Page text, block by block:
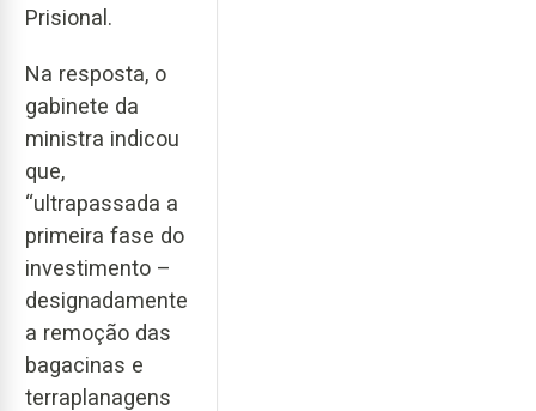
Prisional.
Na resposta, o
gabinete da
ministra indicou
que,
“ultrapassada a
primeira fase do
investimento –
designadamente
a remoção das
bagacinas e
terraplanagens